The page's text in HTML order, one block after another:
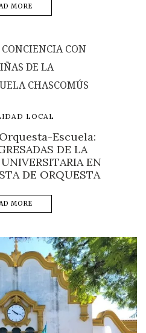
MORE
LOCAL
Escuela:
DE LA
EN
DE ORQUESTA
MORE